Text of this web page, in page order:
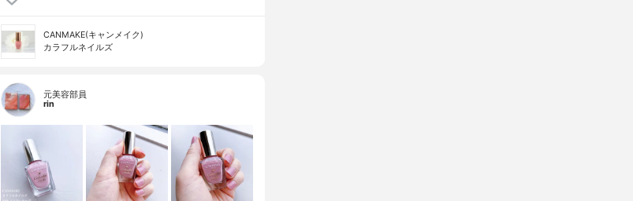
CANMAKE(キャンメイク)
カラフルネイルズ
元美容部員
rin